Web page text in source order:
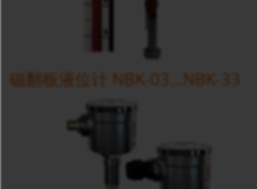
磁翻板液位计 NBK-03...NBK-33